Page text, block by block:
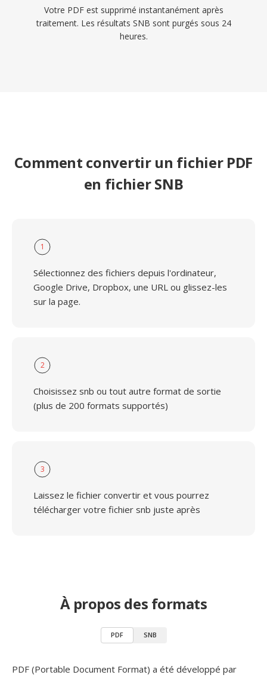
Votre PDF est supprimé instantanément après
traitement. Les résultats SNB sont purgés sous 24
heures.
Comment convertir un fichier PDF
en fichier SNB
1
Sélectionnez des fichiers depuis l'ordinateur,
Google Drive, Dropbox, une URL ou glissez-les
sur la page.
2
Choisissez snb ou tout autre format de sortie
(plus de 200 formats supportés)
3
Laissez le fichier convertir et vous pourrez
télécharger votre fichier snb juste après
À propos des formats
PDF SNB
PDF (Portable Document Format) a été développé par